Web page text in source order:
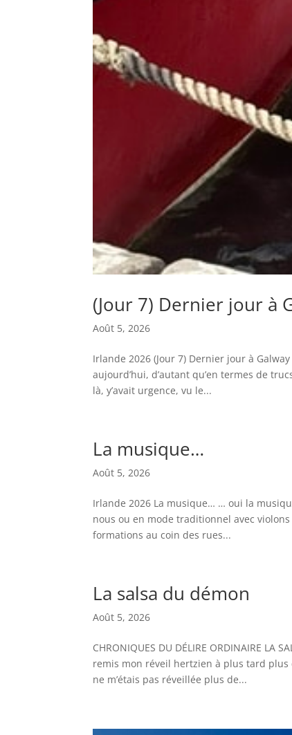
(Jour 7) Dernier jour à
Août 5, 2026
Irlande 2026 (Jour 7) Dernier jour à
aujourd’hui, d’autant qu’en termes de
là, y’avait urgence, vu le...
La musique…
Août 5, 2026
Irlande 2026 La musique… … oui la
nous ou en mode traditionnel avec
formations au coin des rues...
La salsa du démon
Août 5, 2026
CHRONIQUES DU DÉLIRE ORDINAIRE
remis mon réveil hertzien à plus tard plus
ne m’étais pas réveillée plus de...